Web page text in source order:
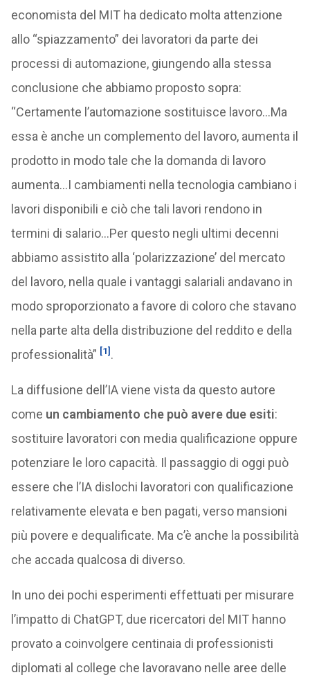
economista del MIT ha dedicato molta attenzione
allo “spiazzamento” dei lavoratori da parte dei
processi di automazione, giungendo alla stessa
conclusione che abbiamo proposto sopra:
“Certamente l’automazione sostituisce lavoro…Ma
essa è anche un complemento del lavoro, aumenta il
prodotto in modo tale che la domanda di lavoro
aumenta…I cambiamenti nella tecnologia cambiano i
lavori disponibili e ciò che tali lavori rendono in
termini di salario…Per questo negli ultimi decenni
abbiamo assistito alla ‘polarizzazione’ del mercato
del lavoro, nella quale i vantaggi salariali andavano in
modo sproporzionato a favore di coloro che stavano
nella parte alta della distribuzione del reddito e della
professionalità” [1] .
La diffusione dell’IA viene vista da questo autore
come un cambiamento che può avere due esiti:
sostituire lavoratori con media qualificazione oppure
potenziare le loro capacità. Il passaggio di oggi può
essere che l’IA dislochi lavoratori con qualificazione
relativamente elevata e ben pagati, verso mansioni
più povere e dequalificate. Ma c’è anche la possibilità
che accada qualcosa di diverso.
In uno dei pochi esperimenti effettuati per misurare
l’impatto di ChatGPT, due ricercatori del MIT hanno
provato a coinvolgere centinaia di professionisti
diplomati al college che lavoravano nelle aree delle